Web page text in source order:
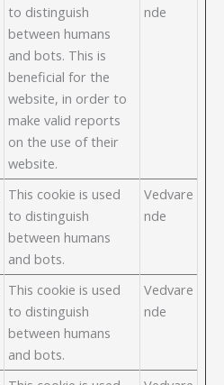
to distinguish
between humans
and bots. This is
beneficial for the
website, in order to
make valid reports
on the use of their
website.
nde
This cookie is used
to distinguish
between humans
and bots.
Vedvare
nde
This cookie is used
to distinguish
between humans
and bots.
Vedvare
nde